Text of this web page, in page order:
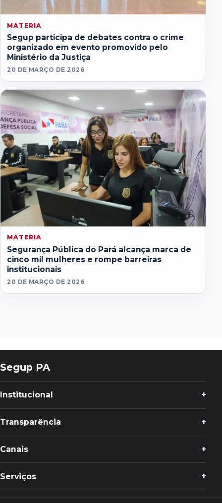
MATERIA
Segup participa de debates contra o crime
organizado em evento promovido pelo
Ministério da Justiça
20 DE MARÇO DE 2026
MATERIA
Segurança Pública do Pará alcança marca de
cinco mil mulheres e rompe barreiras
institucionais
20 DE MARÇO DE 2026
Segup PA
Institucional
Transparência
Canais
Serviços